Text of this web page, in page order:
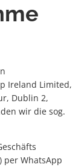
Ireland Limited,
Dublin 2,
wir die sog.
per WhatsApp